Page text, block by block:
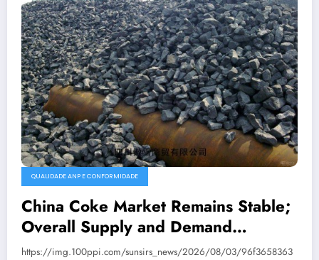
QUALIDADE ANP E CONFORMIDADE
China Coke Market Remains Stable;
Overall Supply and Demand
Balanced
https://img.100ppi.com/sunsirs_news/2026/08/03/96f3658363